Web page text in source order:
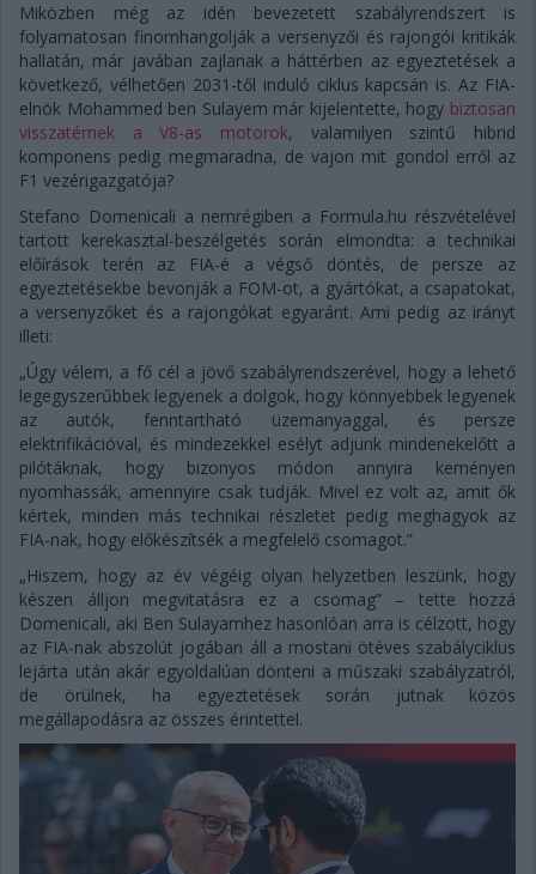
Miközben még az idén bevezetett szabályrendszert is
folyamatosan finomhangolják a versenyzői és rajongói kritikák
hallatán, már javában zajlanak a háttérben az egyeztetések a
következő, vélhetően 2031-től induló ciklus kapcsán is. Az FIA-
elnök Mohammed ben Sulayem már kijelentette, hogy biztosan
visszatérnek a V8-as motorok, valamilyen szintű hibrid
komponens pedig megmaradna, de vajon mit gondol erről az
F1 vezérigazgatója?
Stefano Domenicali a nemrégiben a Formula.hu részvételével
tartott kerekasztal-beszélgetés során elmondta: a technikai
előírások terén az FIA-é a végső döntés, de persze az
egyeztetésekbe bevonják a FOM-ot, a gyártókat, a csapatokat,
a versenyzőket és a rajongókat egyaránt. Ami pedig az irányt
illeti:
„Úgy vélem, a fő cél a jövő szabályrendszerével, hogy a lehető
legegyszerűbbek legyenek a dolgok, hogy könnyebbek legyenek
az autók, fenntartható üzemanyaggal, és persze
elektrifikációval, és mindezekkel esélyt adjunk mindenekelőtt a
pilótáknak, hogy bizonyos módon annyira keményen
nyomhassák, amennyire csak tudják. Mivel ez volt az, amit ők
kértek, minden más technikai részletet pedig meghagyok az
FIA-nak, hogy előkészítsék a megfelelő csomagot.”
„Hiszem, hogy az év végéig olyan helyzetben leszünk, hogy
készen álljon megvitatásra ez a csomag” – tette hozzá
Domenicali, aki Ben Sulayamhez hasonlóan arra is célzott, hogy
az FIA-nak abszolút jogában áll a mostani ötéves szabályciklus
lejárta után akár egyoldalúan dönteni a műszaki szabályzatról,
de örülnek, ha egyeztetések során jutnak közös
megállapodásra az összes érintettel.